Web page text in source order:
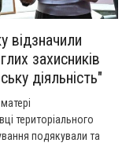
відзначили
захисників
діяльність"
територіального
подякували та